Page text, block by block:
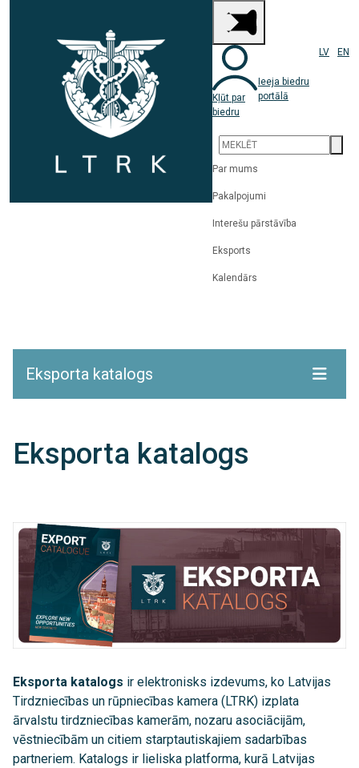
Kļūt par
biedru
Ieeja biedru
portālā
LV EN
Par mums
Pakalpojumi
Interešu pārstāvība
Eksports
Kalendārs
Eksporta katalogs
Eksporta katalogs
Eksporta katalogs ir elektronisks izdevums, ko Latvijas
Tirdzniecības un rūpniecības kamera (LTRK) izplata
ārvalstu tirdzniecības kamerām, nozaru asociācijām,
vēstniecībām un citiem starptautiskajiem sadarbības
partneriem. Katalogs ir lieliska platforma, kurā Latvijas